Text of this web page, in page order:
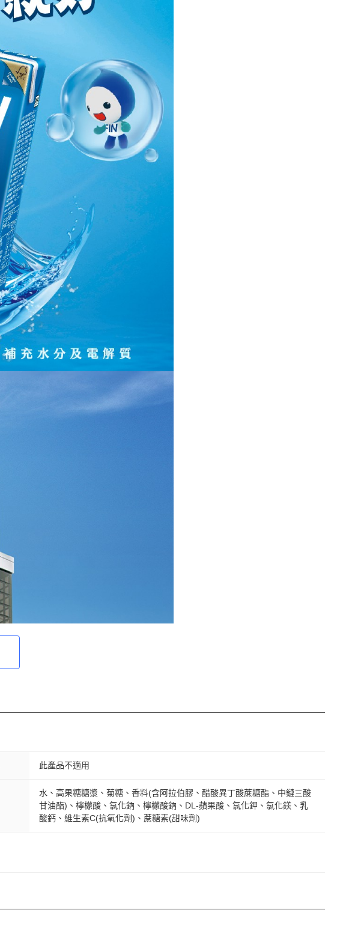
此產品不適用
水、高果糖糖漿、菊糖、香料(含阿拉伯膠、醋酸異丁酸蔗糖酯、中鏈三酸
甘油酯)、檸檬酸、氯化鈉、檸檬酸鈉、DL-蘋果酸、氯化鉀、氯化鎂、乳
酸鈣、維生素C(抗氧化劑)、蔗糖素(甜味劑)